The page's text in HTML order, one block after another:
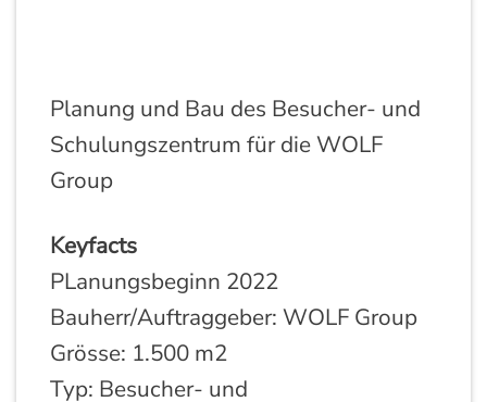
Schulungszentrum für die WOLF
Group
Keyfacts
PLanungsbeginn 2022
Bauherr/Auftraggeber: WOLF Group
Grösse: 1.500 m2
Typ: Besucher- und
Schulungszentrum